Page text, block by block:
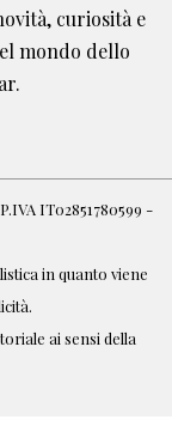
curiosità e
mondo dello
IT02851780599 -
in quanto viene
ai sensi della